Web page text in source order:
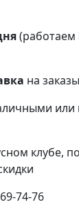
(работаем
на
или
клубе,
74-76